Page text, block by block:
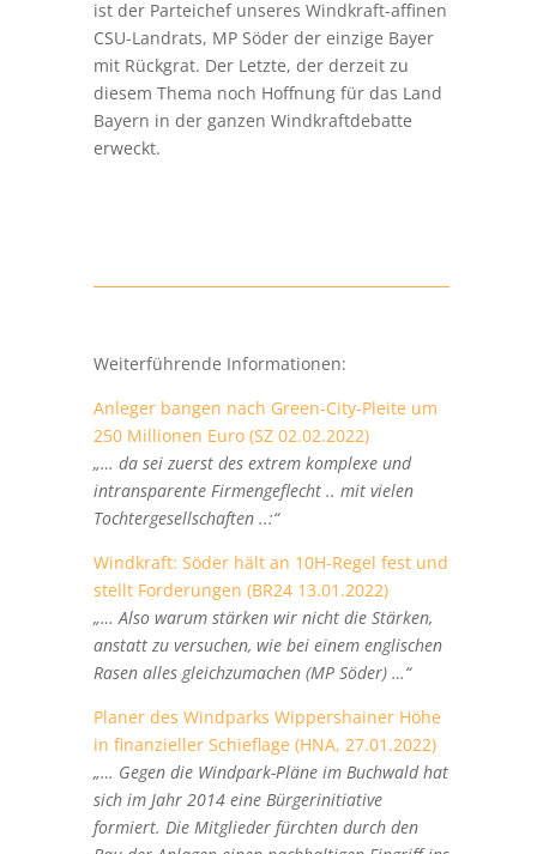
ist der Parteichef unseres Windkraft-affinen
CSU-Landrats, MP Söder der einzige Bayer
mit Rückgrat. Der Letzte, der derzeit zu
diesem Thema noch Hoffnung für das Land
Bayern in der ganzen Windkraftdebatte
erweckt.
Weiterführende Informationen:
Anleger bangen nach Green-City-Pleite um
250 Millionen Euro (SZ 02.02.2022)
„… da sei zuerst des extrem komplexe und
intransparente Firmengeflecht .. mit vielen
Tochtergesellschaften ..:“
Windkraft: Söder hält an 10H-Regel fest und
stellt Forderungen (BR24 13.01.2022)
„… Also warum stärken wir nicht die Stärken,
anstatt zu versuchen, wie bei einem englischen
Rasen alles gleichzumachen (MP Söder) …“
Planer des Windparks Wippershainer Höhe
in finanzieller Schieflage (HNA, 27.01.2022)
„… Gegen die Windpark-Pläne im Buchwald hat
sich im Jahr 2014 eine Bürgerinitiative
formiert. Die Mitglieder fürchten durch den